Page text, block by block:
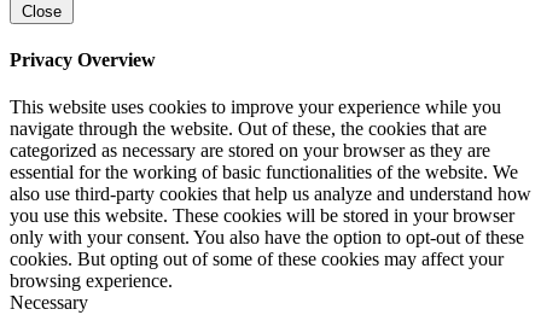
Close
Privacy Overview
This website uses cookies to improve your experience while you
navigate through the website. Out of these, the cookies that are
categorized as necessary are stored on your browser as they are
essential for the working of basic functionalities of the website. We
also use third-party cookies that help us analyze and understand how
you use this website. These cookies will be stored in your browser
only with your consent. You also have the option to opt-out of these
cookies. But opting out of some of these cookies may affect your
browsing experience.
Necessary